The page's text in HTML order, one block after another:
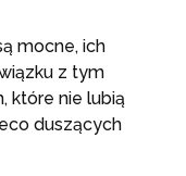
mocne, ich
z tym
które nie lubią
duszących